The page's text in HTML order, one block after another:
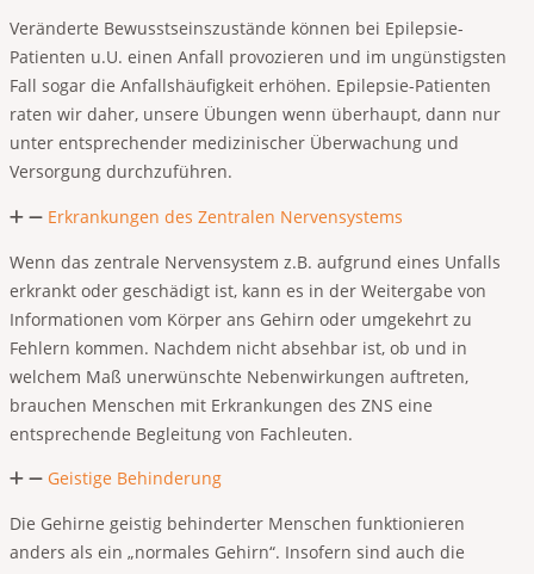
Veränderte Bewusstseinszustände können bei Epilepsie-
Patienten u.U. einen Anfall provozieren und im ungünstigsten
Fall sogar die Anfallshäufigkeit erhöhen. Epilepsie-Patienten
raten wir daher, unsere Übungen wenn überhaupt, dann nur
unter entsprechender medizinischer Überwachung und
Versorgung durchzuführen.
Erkrankungen des Zentralen Nervensystems
Wenn das zentrale Nervensystem z.B. aufgrund eines Unfalls
erkrankt oder geschädigt ist, kann es in der Weitergabe von
Informationen vom Körper ans Gehirn oder umgekehrt zu
Fehlern kommen. Nachdem nicht absehbar ist, ob und in
welchem Maß unerwünschte Nebenwirkungen auftreten,
brauchen Menschen mit Erkrankungen des ZNS eine
entsprechende Begleitung von Fachleuten.
Geistige Behinderung
Die Gehirne geistig behinderter Menschen funktionieren
anders als ein „normales Gehirn“. Insofern sind auch die